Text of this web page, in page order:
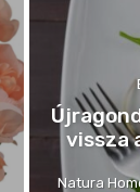
vissza
Natura